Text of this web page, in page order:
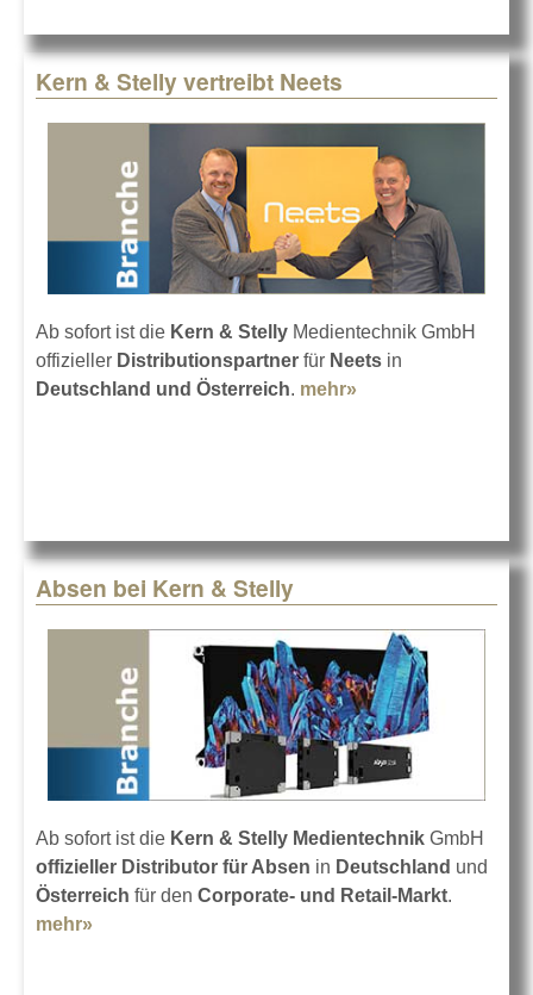
Kern & Stelly vertreibt Neets
Ab sofort ist die Kern & Stelly Medientechnik GmbH
offizieller Distributionspartner für Neets in
Deutschland und Österreich. mehr»
Absen bei Kern & Stelly
Ab sofort ist die Kern & Stelly Medientechnik GmbH
offizieller Distributor für Absen in Deutschland und
Österreich für den Corporate- und Retail-Markt.
mehr»